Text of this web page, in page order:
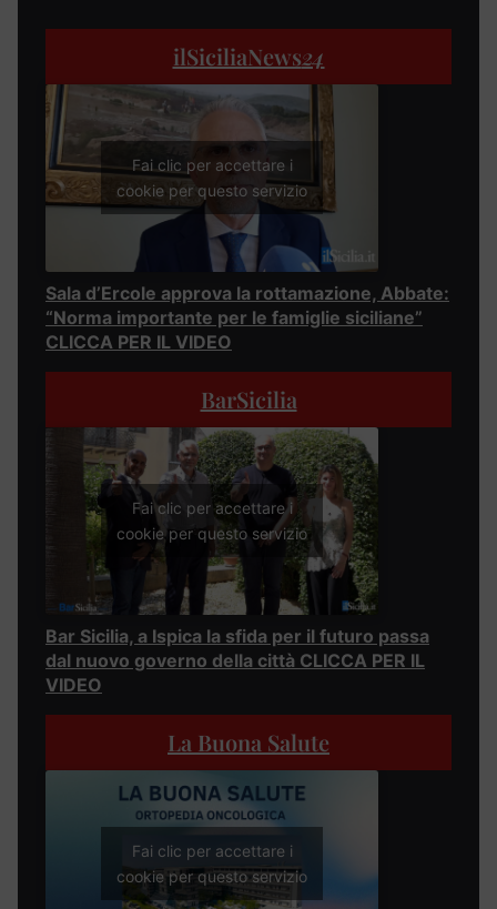
ilSiciliaNews24
Fai clic per accettare i
cookie per questo servizio
Sala d’Ercole approva la rottamazione, Abbate:
“Norma importante per le famiglie siciliane”
CLICCA PER IL VIDEO
BarSicilia
Fai clic per accettare i
cookie per questo servizio
Bar Sicilia, a Ispica la sfida per il futuro passa
dal nuovo governo della città CLICCA PER IL
VIDEO
La Buona Salute
Fai clic per accettare i
cookie per questo servizio